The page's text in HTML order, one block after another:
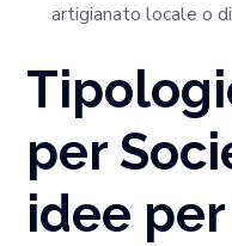
artigianato locale o
per
idee